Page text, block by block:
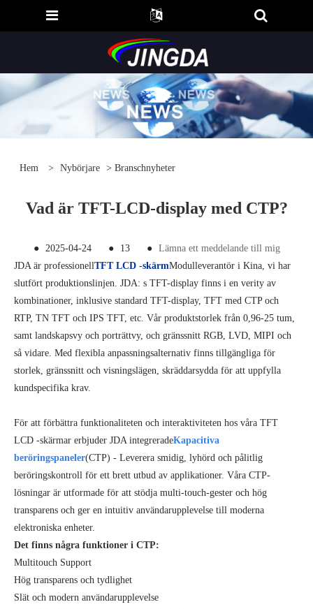
Hem > Nybörjare >Branschnyheter
Vad är TFT-LCD-display med CTP?
● 2025-04-24 ● 13 ● Lämna ett meddelande till mig
JDA är professionellTFT LCD -skärmModulleverantör i Kina, vi har
slutfört produktionslinjen. JDA: s TFT-display finns i en verity av
kombinationer, inklusive standard TFT-display, TFT med CTP och
RTP, TN TFT och IPS TFT, etc. Vår produktstorlek från 0,96-25 tum,
samt landskapsvy och porträttvy, och gränssnitt RGB, LVD, MIPI och
så vidare. Med flexibla anpassningsalternativ finns tillgängliga för
storlek, gränssnitt och visningslägen, skräddarsydda för att uppfylla
kundspecifika krav.
För att förbättra funktionaliteten och interaktiviteten hos våra TFT
LCD -skärmar erbjuder JDA integreradeKapacitiva
beröringspaneler(CTP) - Leverera smidig, lyhörd och pålitlig
beröringskontroll för ett brett utbud av applikationer. Våra CTP-
lösningar är utformade för att stödja multi-touch-gester och hög
transparens och ger en intuitiv användarupplevelse till moderna
elektroniska enheter.
Det finns några funktioner i CTP:
Multitouch Support
Hög transparens och tydlighet
Slät och modern användarupplevelse